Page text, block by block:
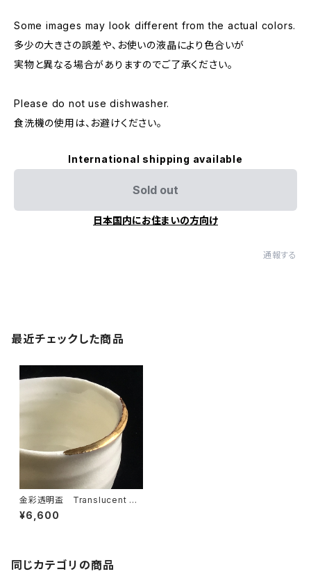
Some images may look different from the actual colors.
多少の大きさの誤差や、お使いの液晶により色合いが
実物と異なる場合がありますのでご了承ください。
Please do not use dishwasher.
食洗機の使用は、お避けください。
International shipping available
Sold out
日本国内にお住まいの方向け
通報する
最近チェックした商品
金彩透明盃 Translucent SA
KE Cup with Gold Over Gla
ze
¥6,600
同じカテゴリの商品